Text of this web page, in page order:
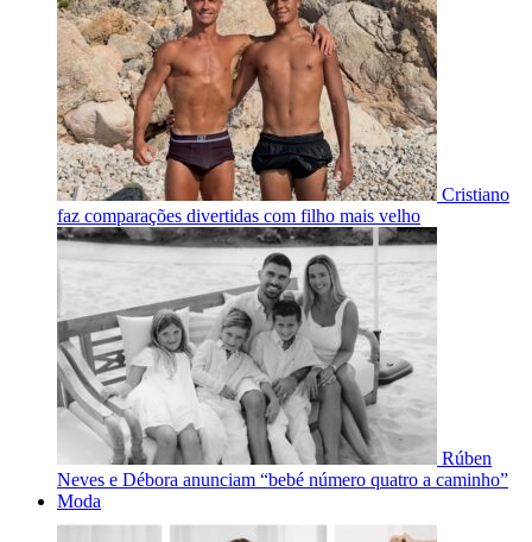
Cristiano
faz comparações divertidas com filho mais velho
Rúben
Neves e Débora anunciam “bebé número quatro a caminho”
Moda